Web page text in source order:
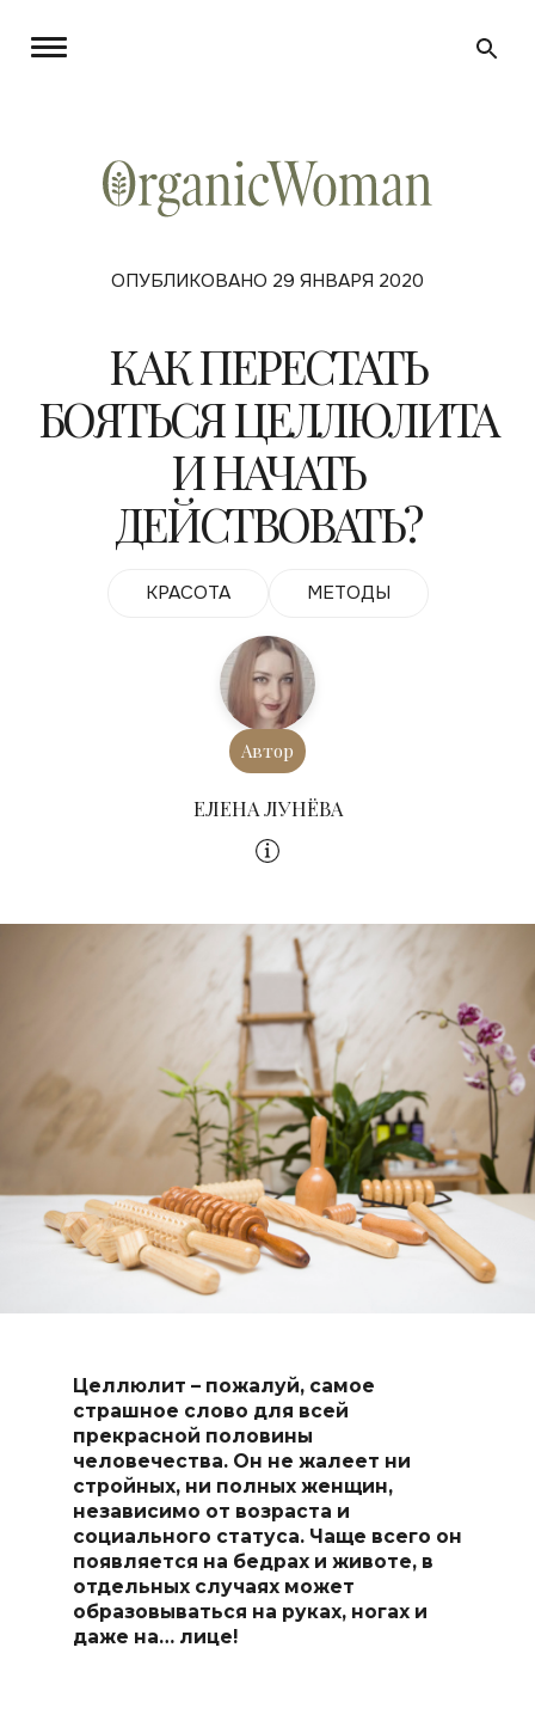
ОПУБЛИКОВАНО 29 ЯНВАРЯ 2020
КАК ПЕРЕСТАТЬ
БОЯТЬСЯ ЦЕЛЛЮЛИТА
И НАЧАТЬ
ДЕЙСТВОВАТЬ?
КРАСОТА МЕТОДЫ
Автор
ЕЛЕНА ЛУНЁВА
Целлюлит – пожалуй, самое
страшное слово для всей
прекрасной половины
человечества. Он не жалеет ни
стройных, ни полных женщин,
независимо от возраста и
социального статуса. Чаще всего он
появляется на бедрах и животе, в
отдельных случаях может
образовываться на руках, ногах и
даже на… лице!